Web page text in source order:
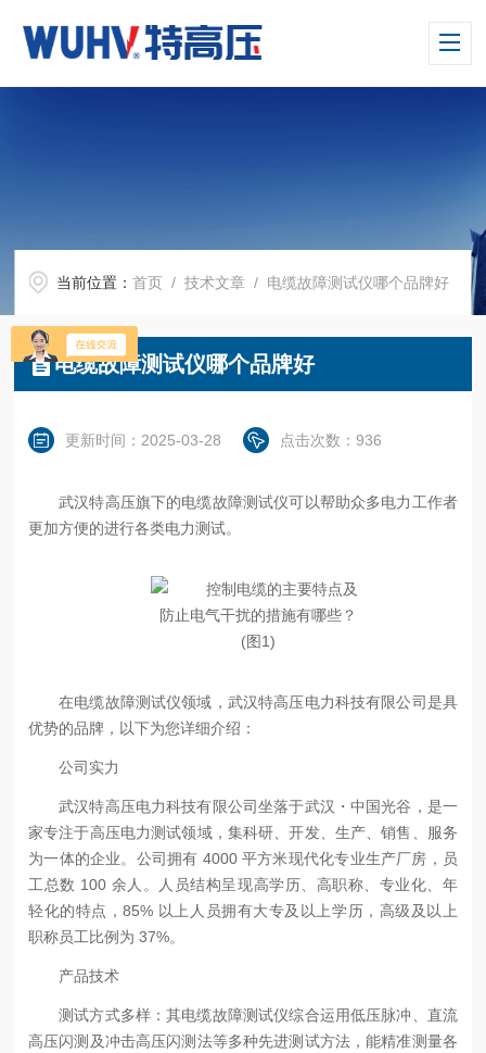
当前位置：首页 /技术文章 / 电缆故障测试仪哪个品牌好
电缆故障测试仪哪个品牌好
更新时间：2025-03-28 点击次数：936
武汉特高压旗下的电缆故障测试仪可以帮助众多电力工作者
更加方便的进行各类电力测试。
在电缆故障测试仪领域，武汉特高压电力科技有限公司是具
优势的品牌，以下为您详细介绍：
公司实力
武汉特高压电力科技有限公司坐落于武汉・中国光谷，是一
家专注于高压电力测试领域，集科研、开发、生产、销售、服务
为一体的企业。公司拥有 4000 平方米现代化专业生产厂房，员
工总数 100 余人。人员结构呈现高学历、高职称、专业化、年
轻化的特点，85% 以上人员拥有大专及以上学历，高级及以上
职称员工比例为 37%。
产品技术
测试方式多样：其电缆故障测试仪综合运用低压脉冲、直流
高压闪测及冲击高压闪测法等多种先进测试方法，能精准测量各